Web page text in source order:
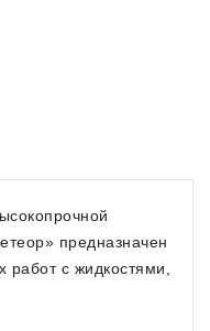
предназначен
работ с жидкостями,